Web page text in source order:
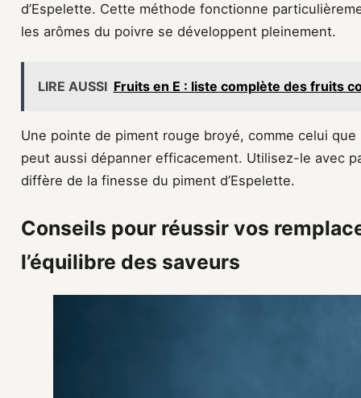
d’Espelette. Cette méthode fonctionne
les arômes du poivre se développent pleinement.
LIRE AUSSI Fruits en E : liste complète des fruits
Une pointe de piment rouge broyé, comme celui que
peut aussi dépanner efficacement. Utilisez-le avec
diffère de la finesse du piment d’Espelette.
Conseils pour réussir vos
l’équilibre des saveurs